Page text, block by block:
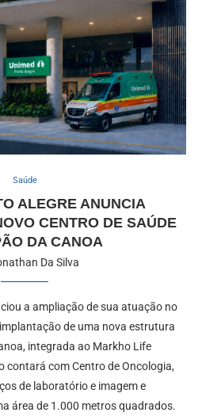
Saúde
ALEGRE ANUNCIA
CENTRO DE SAÚDE
DA CANOA
Da Silva
a ampliação de sua atuação no
de uma nova estrutura
integrada ao Markho Life
contará com Centro de Oncologia,
de laboratório e imagem e
área de 1.000 metros quadrados.